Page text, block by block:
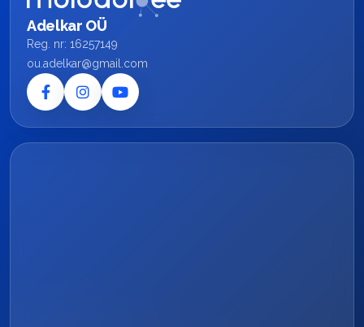
Adelkar OÜ
Reg. nr: 16257149
ou.adelkar@gmail.com